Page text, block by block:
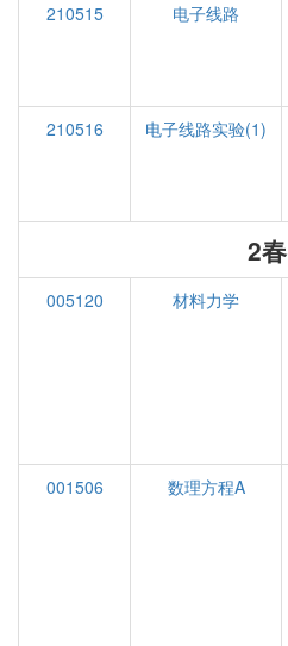
210515
电子线路
210516
电子线路实验(1)
2春
005120 材料力学
001506
数理方程A